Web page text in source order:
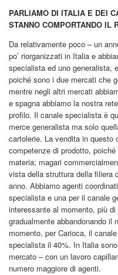
PARLIAMO DI ITALIA E DEI
STANNO COMPORTANDO IL
Da relativamente poco – un
po’ riorganizzati in Italia e
specialista ed uno generalista,
poiché sono i due mercati che
mentre negli altri mercati
e spagna abbiamo la nostra
profilo. Il canale specialista è
merce generalista ma solo
cartolerie. La vendita in questo
competenze di prodotto,
materia; magari
vista della struttura della filiera
anno. Abbiamo agenti
specialista e una per il canale
interessante al momento, più
gradualmente abbandonando il
momento, per Carioca, il
specialista il 40%. In Italia
mercato – con un lavoro
numero maggiore di agenti.